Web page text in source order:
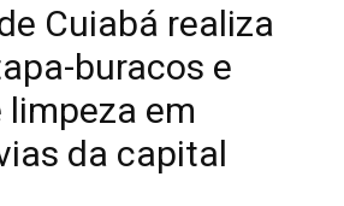
Cuiabá realiza
buracos e
em
da capital